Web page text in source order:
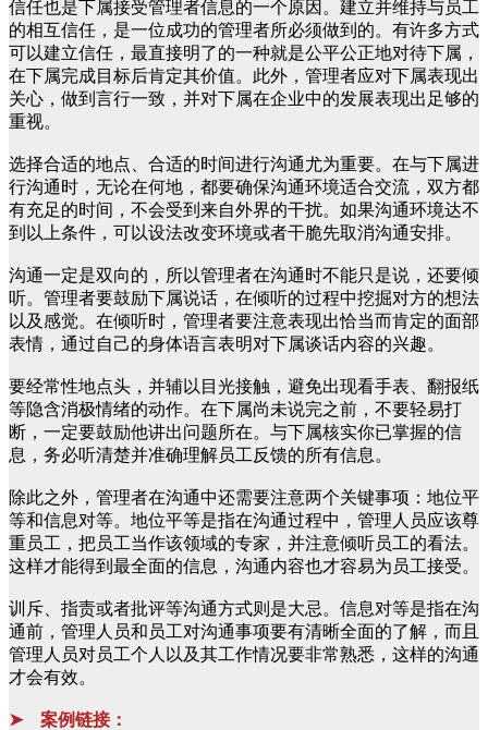
信任也是下属接受管理者信息的一个原因。建立并维持与员工
的相互信任，是一位成功的管理者所必须做到的。有许多方式
可以建立信任，最直接明了的一种就是公平公正地对待下属，
在下属完成目标后肯定其价值。此外，管理者应对下属表现出
关心，做到言行一致，并对下属在企业中的发展表现出足够的
重视。
选择合适的地点、合适的时间进行沟通尤为重要。在与下属进
行沟通时，无论在何地，都要确保沟通环境适合交流，双方都
有充足的时间，不会受到来自外界的干扰。如果沟通环境达不
到以上条件，可以设法改变环境或者干脆先取消沟通安排。
沟通一定是双向的，所以管理者在沟通时不能只是说，还要倾
听。管理者要鼓励下属说话，在倾听的过程中挖掘对方的想法
以及感觉。在倾听时，管理者要注意表现出恰当而肯定的面部
表情，通过自己的身体语言表明对下属谈话内容的兴趣。
要经常性地点头，并辅以目光接触，避免出现看手表、翻报纸
等隐含消极情绪的动作。在下属尚未说完之前，不要轻易打
断，一定要鼓励他讲出问题所在。与下属核实你已掌握的信
息，务必听清楚并准确理解员工反馈的所有信息。
除此之外，管理者在沟通中还需要注意两个关键事项：地位平
等和信息对等。地位平等是指在沟通过程中，管理人员应该尊
重员工，把员工当作该领域的专家，并注意倾听员工的看法。
这样才能得到最全面的信息，沟通内容也才容易为员工接受。
训斥、指责或者批评等沟通方式则是大忌。信息对等是指在沟
通前，管理人员和员工对沟通事项要有清晰全面的了解，而且
管理人员对员工个人以及其工作情况要非常熟悉，这样的沟通
才会有效。
➤ 案例链接：